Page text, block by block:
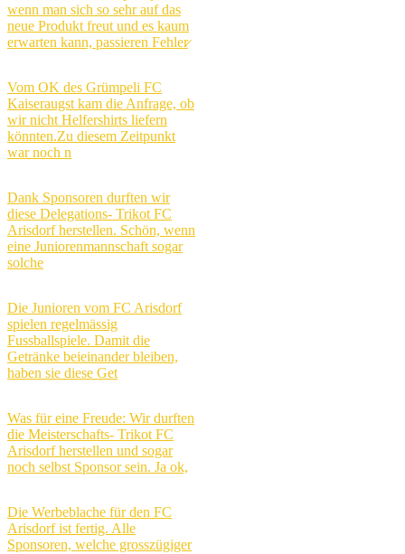
wenn man sich so sehr auf das
neue Produkt freut und es kaum
erwarten kann, passieren Fehler̷
Vom OK des Grümpeli FC
Kaiseraugst kam die Anfrage, ob
wir nicht Helfershirts liefern
könnten.Zu diesem Zeitpunkt
war noch n
Dank Sponsoren durften wir
diese Delegations- Trikot FC
Arisdorf herstellen. Schön, wenn
eine Juniorenmannschaft sogar
solche
Die Junioren vom FC Arisdorf
spielen regelmässig
Fussballspiele. Damit die
Getränke beieinander bleiben,
haben sie diese Get
Was für eine Freude: Wir durften
die Meisterschafts- Trikot FC
Arisdorf herstellen und sogar
noch selbst Sponsor sein. Ja ok,
Die Werbeblache für den FC
Arisdorf ist fertig. Alle
Sponsoren, welche grosszügiger